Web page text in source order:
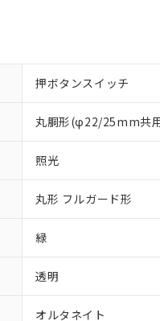
押ボタンスイッチ
丸胴形(φ22/25mm共
照光
丸形 フルガード形
緑
透明
オルタネイト